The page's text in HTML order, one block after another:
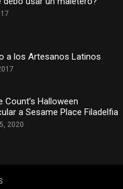
a los Artesanos Latinos
Count’s Halloween
a Sesame Place Filadelfia
2020